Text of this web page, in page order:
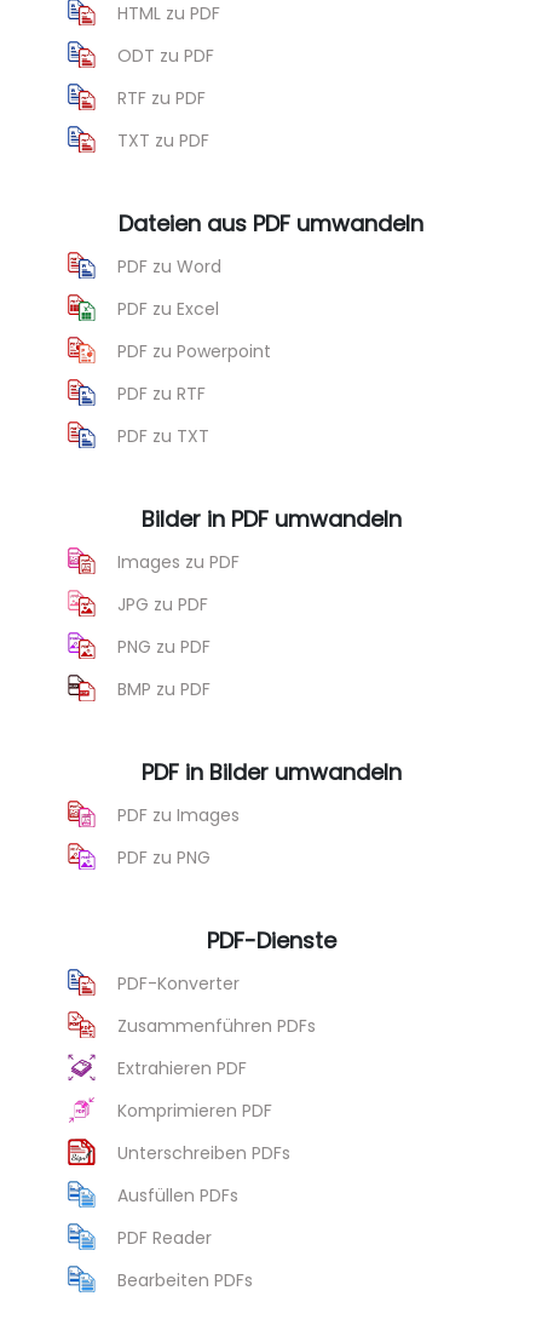
HTML zu PDF
ODT zu PDF
RTF zu PDF
TXT zu PDF
Dateien aus PDF umwandeln
PDF zu Word
PDF zu Excel
PDF zu Powerpoint
PDF zu RTF
PDF zu TXT
Bilder in PDF umwandeln
Images zu PDF
JPG zu PDF
PNG zu PDF
BMP zu PDF
PDF in Bilder umwandeln
PDF zu Images
PDF zu PNG
PDF-Dienste
PDF-Konverter
Zusammenführen PDFs
Extrahieren PDF
Komprimieren PDF
Unterschreiben PDFs
Ausfüllen PDFs
PDF Reader
Bearbeiten PDFs